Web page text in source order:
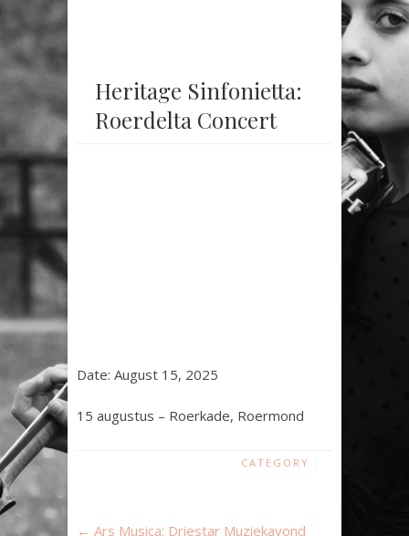
Heritage Sinfonietta:
Roerdelta Concert
Date: August 15, 2025
15 augustus – Roerkade, Roermond
CATEGORY :
← Ars Musica: Driestar Muziekavond